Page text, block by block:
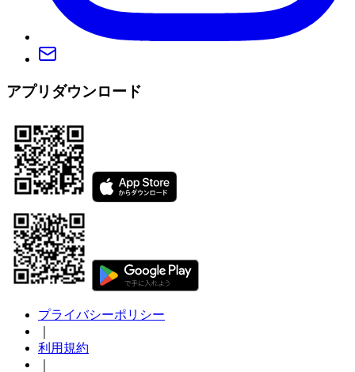
アプリダウンロード
プライバシーポリシー
利用規約